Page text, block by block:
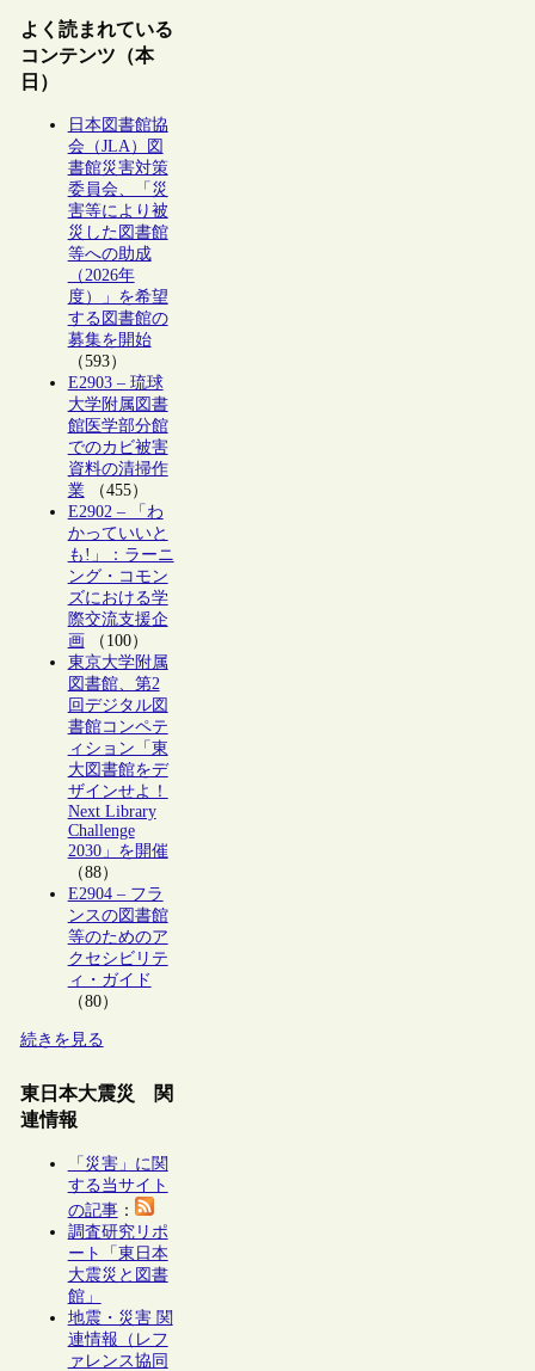
よく読まれている
コンテンツ（本
日）
日本図書館協
会（JLA）図
書館災害対策
委員会、「災
害等により被
災した図書館
等への助成
（2026年
度）」を希望
する図書館の
募集を開始
（593）
E2903 – 琉球
大学附属図書
館医学部分館
でのカビ被害
資料の清掃作
業（455）
E2902 – 「わ
かっていいと
も!」：ラーニ
ング・コモン
ズにおける学
際交流支援企
画 （100）
東京大学附属
図書館、第2
回デジタル図
書館コンペテ
ィション「東
大図書館をデ
ザインせよ！
Next Library
Challenge
2030」を開催
（88）
E2904 – フラ
ンスの図書館
等のためのア
クセシビリテ
ィ・ガイド
（80）
続きを見る
東日本大震災 関
連情報
「災害」に関
する当サイト
の記事：
調査研究リポ
ート「東日本
大震災と図書
館」
地震・災害 関
連情報（レフ
ァレンス協同